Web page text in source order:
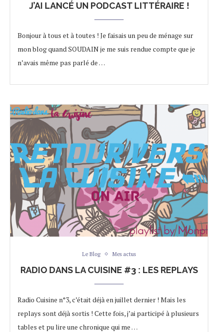
J’AI LANCÉ UN PODCAST LITTÉRAIRE !
Bonjour à tous et à toutes ! Je faisais un peu de ménage sur
mon blog quand SOUDAIN je me suis rendue compte que je
n’avais même pas parlé de …
Le Blog Mes actus
RADIO DANS LA CUISINE #3 : LES REPLAYS
Radio Cuisine n°3, c’était déjà en juillet dernier ! Mais les
replays sont déjà sortis ! Cette fois, j’ai participé à plusieurs
tables et pu lire une chronique qui me …